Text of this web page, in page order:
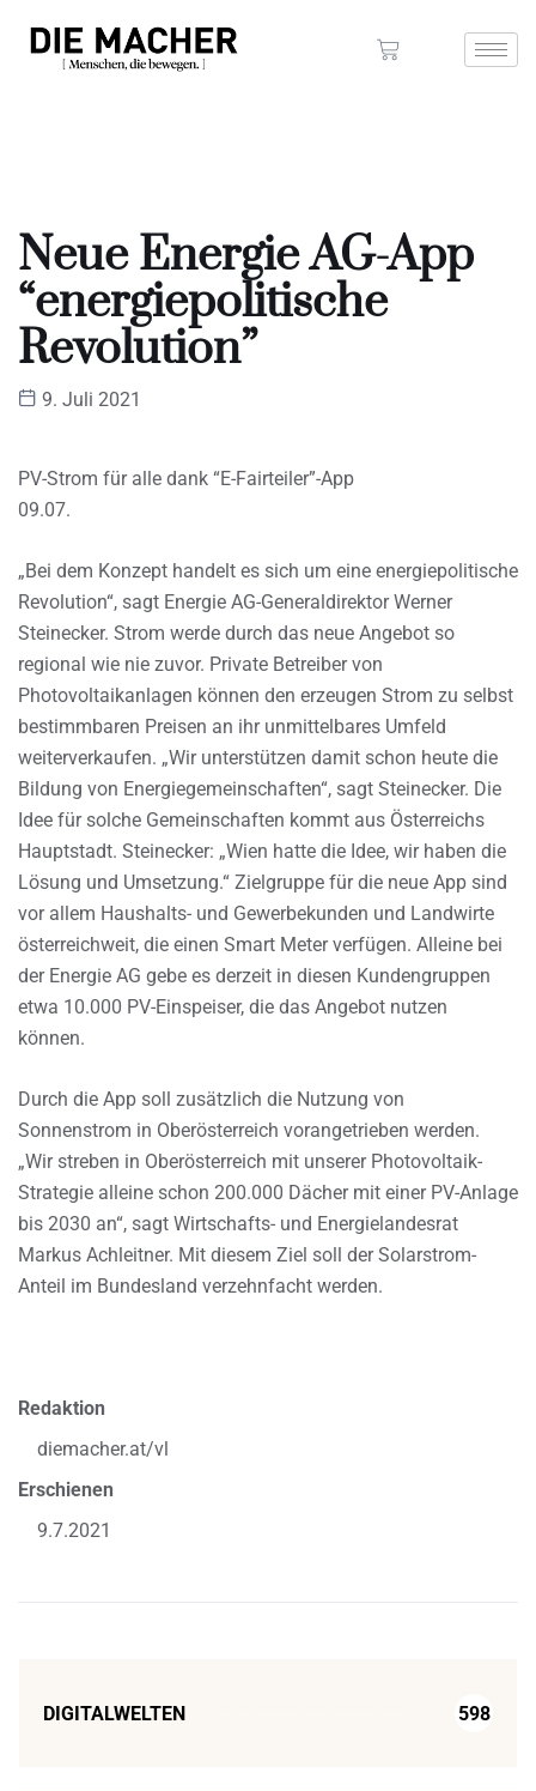
Neue Energie AG-App
“energiepolitische
Revolution”
9. Juli 2021
PV-Strom für alle dank “E-Fairteiler”-App
09.07.
„Bei dem Konzept handelt es sich um eine energiepolitische
Revolution“, sagt Energie AG-Generaldirektor Werner
Steinecker. Strom werde durch das neue Angebot so
regional wie nie zuvor. Private Betreiber von
Photovoltaikanlagen können den erzeugen Strom zu selbst
bestimmbaren Preisen an ihr unmittelbares Umfeld
weiterverkaufen. „Wir unterstützen damit schon heute die
Bildung von Energiegemeinschaften“, sagt Steinecker. Die
Idee für solche Gemeinschaften kommt aus Österreichs
Hauptstadt. Steinecker: „Wien hatte die Idee, wir haben die
Lösung und Umsetzung.“ Zielgruppe für die neue App sind
vor allem Haushalts- und Gewerbekunden und Landwirte
österreichweit, die einen Smart Meter verfügen. Alleine bei
der Energie AG gebe es derzeit in diesen Kundengruppen
etwa 10.000 PV-Einspeiser, die das Angebot nutzen
können.
Durch die App soll zusätzlich die Nutzung von
Sonnenstrom in Oberösterreich vorangetrieben werden.
„Wir streben in Oberösterreich mit unserer Photovoltaik-
Strategie alleine schon 200.000 Dächer mit einer PV-Anlage
bis 2030 an“, sagt Wirtschafts- und Energielandesrat
Markus Achleitner. Mit diesem Ziel soll der Solarstrom-
Anteil im Bundesland verzehnfacht werden.
Redaktion
diemacher.at/vl
Erschienen
9.7.2021
DIGITALWELTEN 598